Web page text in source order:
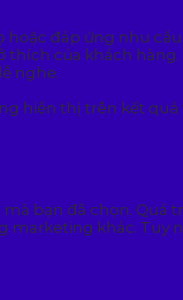
hoặc đáp ứng nhu cầu
thích của khách hàng.
nghe.
hiển thị trên kết
bạn đã chọn. Quá
khác. Tuy